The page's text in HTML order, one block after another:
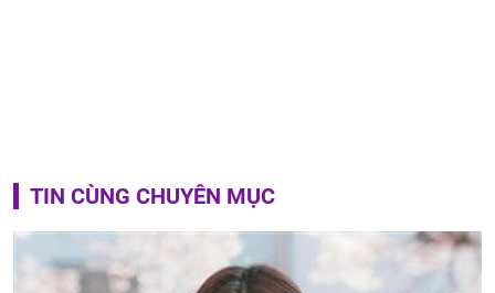
TIN CÙNG CHUYÊN MỤC